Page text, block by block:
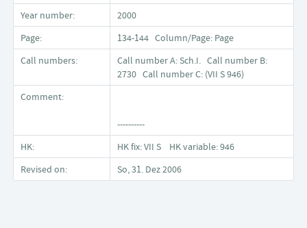
Year number:
2000
Page:
134-144 Column/Page: Page
Call numbers:
Call number A: Sch.I. Call number B:
2730 Call number C: (VII S 946)
Comment:
----------
HK:
HK fix: VII S HK variable: 946
Revised on:
So, 31. Dez 2006